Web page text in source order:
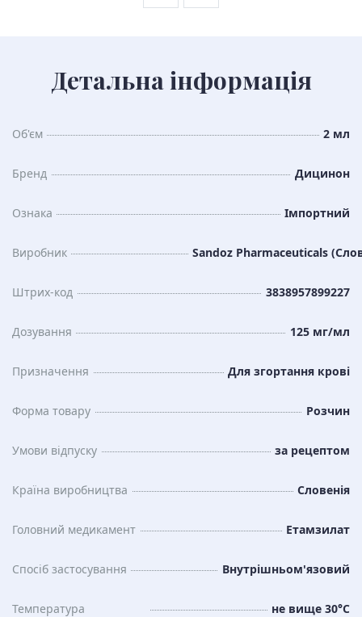
Детальна інформація
Об'єм 2 мл
Бренд Дицинон
Ознака Імпортний
Виробник Sandoz Pharmaceuticals
Штрих-код 3838957899227
Дозування 125 мг/мл
Призначення Для згортання крові
Форма товару Розчин
Умови відпуску за рецептом
Країна виробництва Словенія
Головний медикамент Етамзилат
Спосіб застосування Внутрішньом'язовий
Температура
не вище 30°C